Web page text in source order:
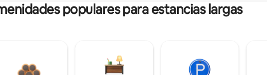
populares para estancias largas